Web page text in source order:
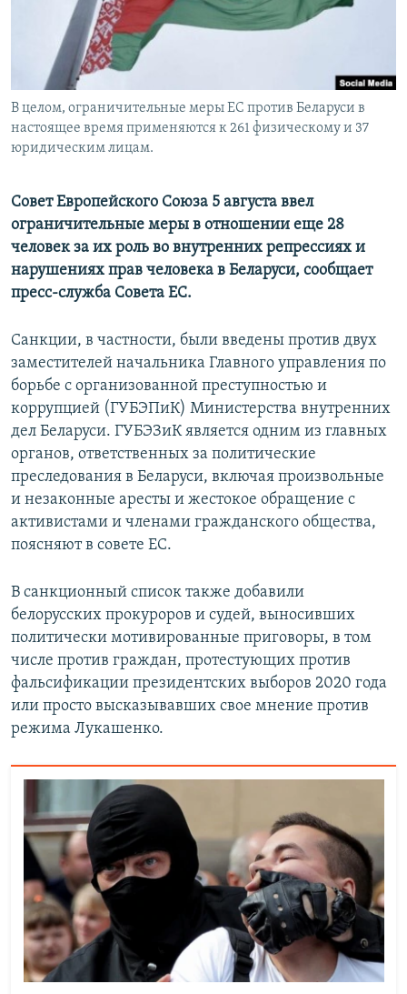
ПОБЕДИТЕЛЕЙ НЕ СУДЯТ?
КРЫМ.НЕПОКОРЕННЫЙ
ELIFBE
УКРАИНСКАЯ ПРОБЛЕМА КРЫМА
ПРИСОЕДИНЯЙТЕСЬ!
Все сайты RFE/RL
В целом, ограничительные меры ЕС против Беларуси в
настоящее время применяются к 261 физическому и 37
юридическим лицам.
Совет Европейского Союза 5 августа ввел
ограничительные меры в отношении еще 28
человек за их роль во внутренних репрессиях и
нарушениях прав человека в Беларуси, сообщает
пресс-служба Совета ЕС.
Санкции, в частности, были введены против двух
заместителей начальника Главного управления по
борьбе с организованной преступностью и
коррупцией (ГУБЭПиК) Министерства внутренних
дел Беларуси. ГУБЭЗиК является одним из главных
органов, ответственных за политические
преследования в Беларуси, включая произвольные
и незаконные аресты и жестокое обращение с
активистами и членами гражданского общества,
поясняют в совете ЕС.
В санкционный список также добавили
белорусских прокуроров и судей, выносивших
политически мотивированные приговоры, в том
числе против граждан, протестующих против
фальсификации президентских выборов 2020 года
или просто высказывавших свое мнение против
режима Лукашенко.